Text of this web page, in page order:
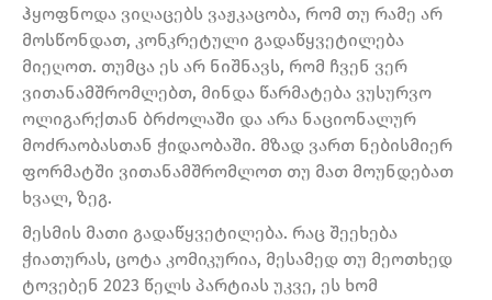
ჰყოფნოდა ვიღაცებს ვაჟკაცობა, რომ თუ რამე არ
მოსწონდათ, კონკრეტული გადაწყვეტილება
მიეღოთ. თუმცა ეს არ ნიშნავს, რომ ჩვენ ვერ
ვითანამშრომლებთ, მინდა წარმატება ვუსურვო
ოლიგარქთან ბრძოლაში და არა ნაციონალურ
მოძრაობასთან ჭიდაობაში. მზად ვართ ნებისმიერ
ფორმატში ვითანამშრომლოთ თუ მათ მოუნდებათ
ხვალ, ზეგ.
მესმის მათი გადაწყვეტილება. რაც შეეხება
ჭიათურას, ცოტა კომიკურია, მესამედ თუ მეოთხედ
ტოვებენ 2023 წელს პარტიას უკვე, ეს ხომ